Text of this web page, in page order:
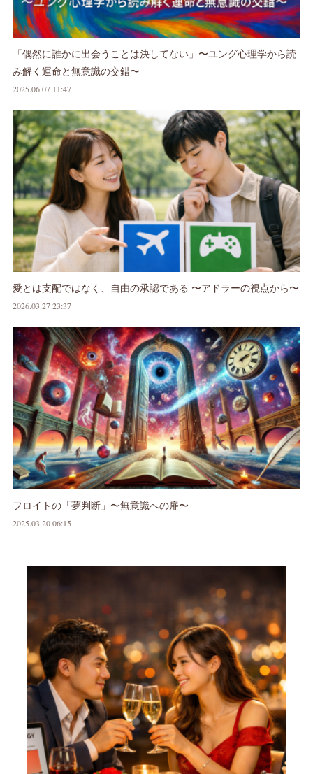
「偶然に誰かに出会うことは決してない」〜ユング心理学から読
み解く運命と無意識の交錯〜
2025.06.07 11:47
愛とは支配ではなく、自由の承認である 〜アドラーの視点から〜
2026.03.27 23:37
フロイトの「夢判断」〜無意識への扉〜
2025.03.20 06:15